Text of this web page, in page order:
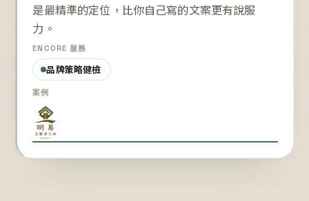
是最精準的定位，比你自己寫的文案更有說服
力。
ENCORE 服務
品牌策略健檢
案例